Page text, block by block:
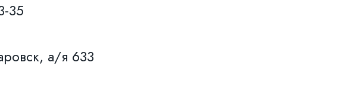
35
а/я 633